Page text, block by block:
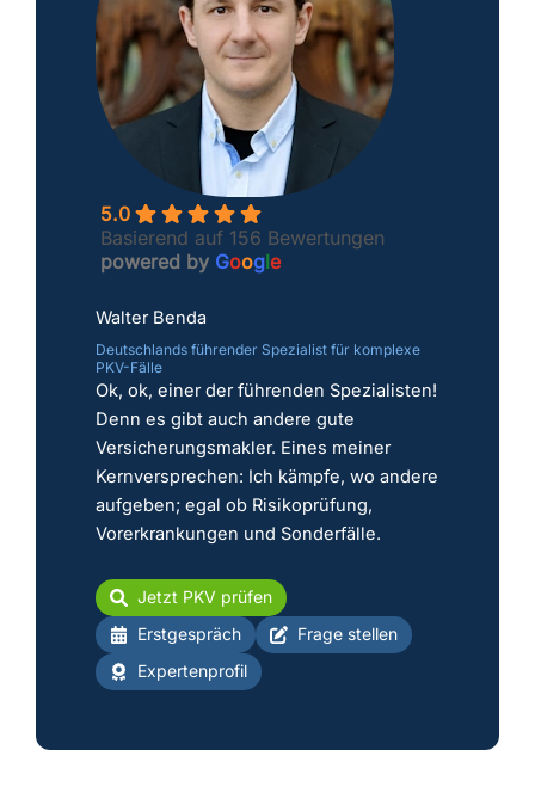
5.0
Basierend auf 156 Bewertungen
powered by Google
Walter Benda
Deutschlands führender Spezialist für komplexe
PKV-Fälle
Ok, ok, einer der führenden Spezialisten!
Denn es gibt auch andere gute
Versicherungsmakler. Eines meiner
Kernversprechen: Ich kämpfe, wo andere
aufgeben; egal ob Risikoprüfung,
Vorerkrankungen und Sonderfälle.
Jetzt PKV prüfen
Erstgespräch
Frage stellen
Expertenprofil